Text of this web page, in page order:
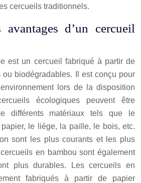
cercueils traditionnels.
d’un cercueil
est un cercueil fabriqué à partir de
ou biodégradables. Il est conçu pour
lors de la disposition
écologiques peuvent être
différents matériaux tels que le
le liège, la paille, le bois, etc.
sont les plus courants et les plus
en bambou sont également
plus durables. Les cercueils en
fabriqués à partir de papier